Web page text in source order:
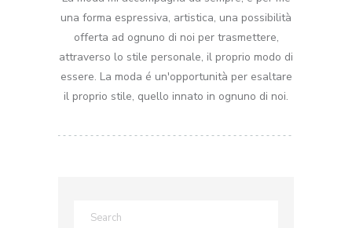
una forma espressiva, artistica, una possibilità
offerta ad ognuno di noi per trasmettere,
attraverso lo stile personale, il proprio modo di
essere. La moda é un'opportunità per esaltare
il proprio stile, quello innato in ognuno di noi.